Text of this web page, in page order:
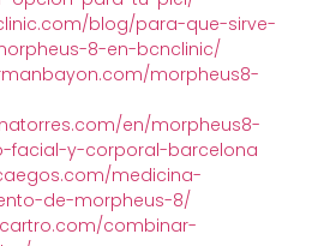
blog/para-que-sirve-
8-en-bcnclinic/
morpheus8-
en/morpheus8-
facial-y-corporal-barcelona
medicina-
de-morpheus-8/
combinar-